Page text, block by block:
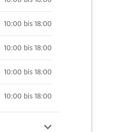
10:00 bis 18:00
10:00 bis 18:00
10:00 bis 18:00
10:00 bis 18:00